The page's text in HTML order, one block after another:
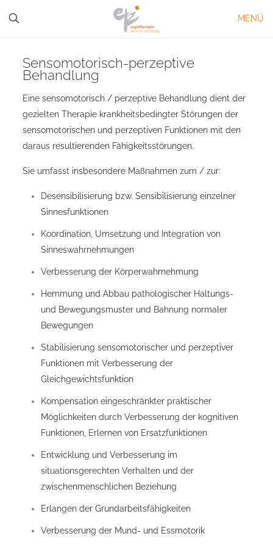
MENÜ
Sensomotorisch-perzeptive
Behandlung
Eine sensomotorisch / perzeptive Behandlung dient der
gezielten Therapie krankheitsbedingter Störungen der
sensomotorischen und perzeptiven Funktionen mit den
daraus resultierenden Fähigkeitsstörungen.
Sie umfasst insbesondere Maßnahmen zum / zur:
Desensibilisierung bzw. Sensibilisierung einzelner
Sinnesfunktionen
Koordination, Umsetzung und Integration von
Sinneswahrnehmungen
Verbesserung der Körperwahrnehmung
Hemmung und Abbau pathologischer Haltungs-
und Bewegungsmuster und Bahnung normaler
Bewegungen
Stabilisierung sensomotorischer und perzeptiver
Funktionen mit Verbesserung der
Gleichgewichtsfunktion
Kompensation eingeschränkter praktischer
Möglichkeiten durch Verbesserung der kognitiven
Funktionen, Erlernen von Ersatzfunktionen
Entwicklung und Verbesserung im
situationsgerechten Verhalten und der
zwischenmenschlichen Beziehung
Erlangen der Grundarbeitsfähigkeiten
Verbesserung der Mund- und Essmotorik